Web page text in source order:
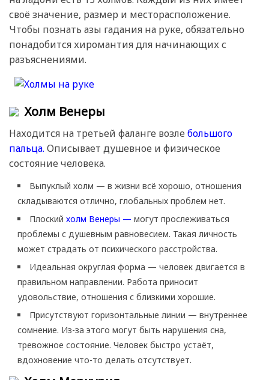
своё значение, размер и месторасположение.
Чтобы познать азы гадания на руке, обязательно
понадобится хиромантия для начинающих с
разъяснениями.
Холм Венеры
Находится на третьей фаланге возлебольшого
пальца. Описывает душевное и физическое
состояние человека.
Выпуклый холм — в жизни всё хорошо, отношения
складываются отлично, глобальных проблем нет.
Плоский холм Венеры — могут прослеживаться
проблемы с душевным равновесием. Такая личность
может страдать от психического расстройства.
Идеальная округлая форма — человек двигается в
правильном направлении. Работа приносит
удовольствие, отношения с близкими хорошие.
Присутствуют горизонтальные линии — внутреннее
сомнение. Из-за этого могут быть нарушения сна,
тревожное состояние. Человек быстро устаёт,
вдохновение что-то делать отсутствует.